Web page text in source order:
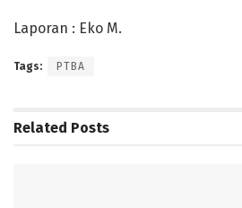
Laporan : Eko M.
Tags: PTBA
Related Posts